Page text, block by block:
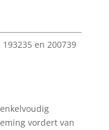
193235 en 200739
vordert van